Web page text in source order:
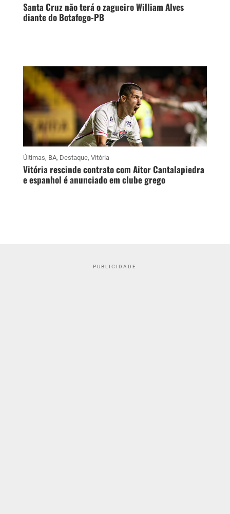
Santa Cruz não terá o zagueiro William Alves
diante do Botafogo-PB
Últimas, BA, Destaque, Vitória
Vitória rescinde contrato com Aitor Cantalapiedra
e espanhol é anunciado em clube grego
PUBLICIDADE